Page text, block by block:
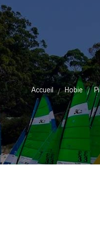
Accueil Hobie